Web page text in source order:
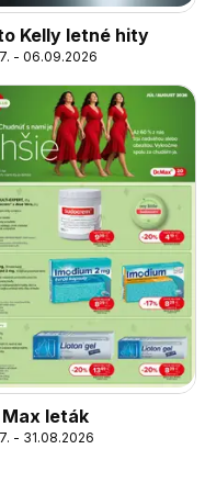
Kelly letné hity
- 06.09.2026
Max leták
- 31.08.2026